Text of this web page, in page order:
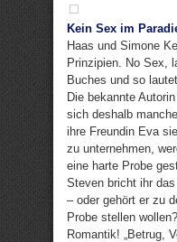
Kein Sex im
Haas und Simone
Prinzipien. No Sex,
Buches und so
Die bekannte
sich deshalb
ihre Freundin Eva
zu unternehmen,
eine harte Probe
Steven bricht ihr
– oder gehört er zu
Probe stellen
Romantik! „Betrug,